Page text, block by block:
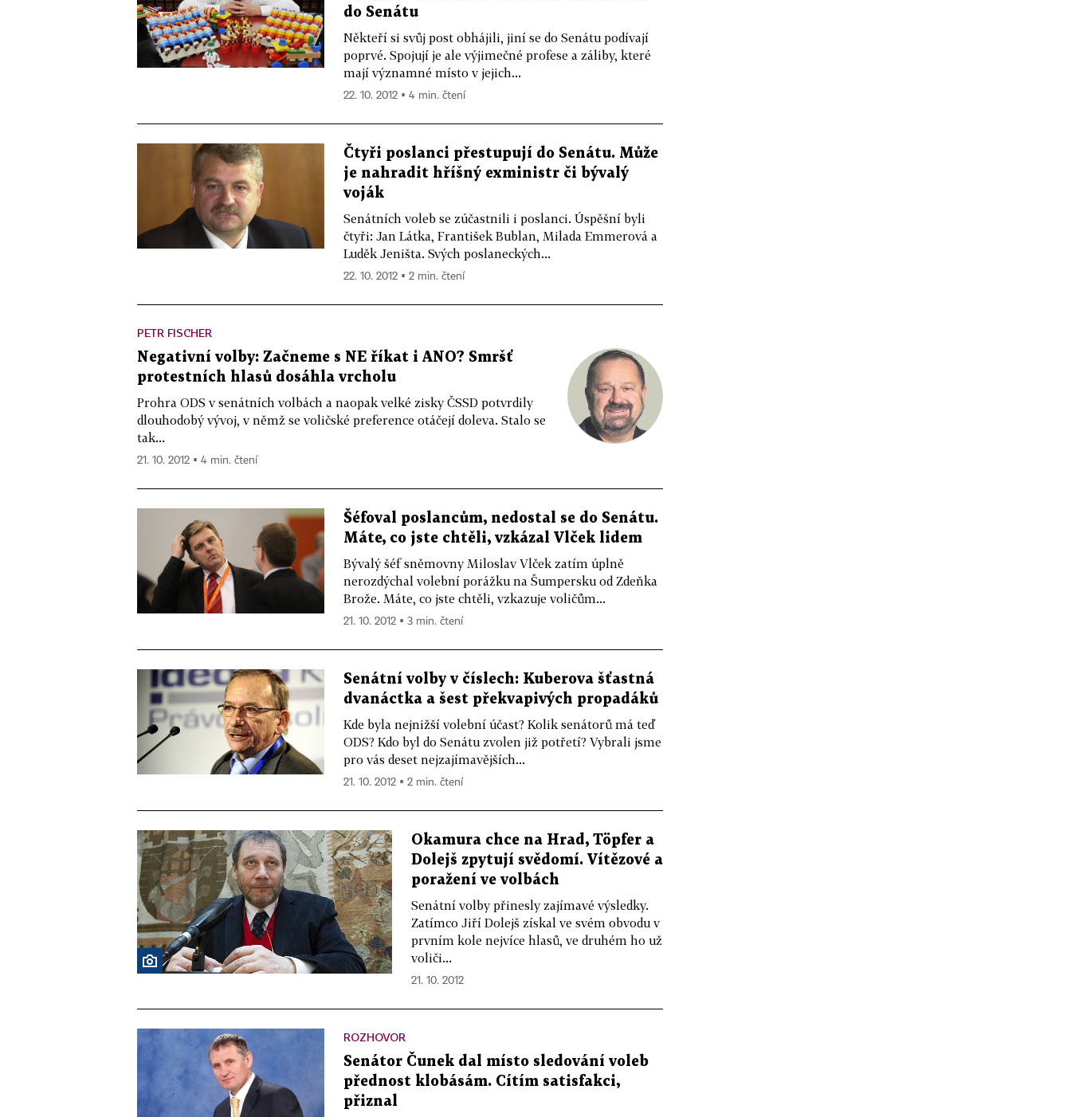
do Senátu
Někteří si svůj post obhájili, jiní se do Senátu podívají
poprvé. Spojují je ale výjimečné profese a záliby, které
mají významné místo v jejich...
22. 10. 2012 ▪ 4 min. čtení
Čtyři poslanci přestupují do Senátu. Může
je nahradit hříšný exministr či bývalý
voják
Senátních voleb se zúčastnili i poslanci. Úspěšní byli
čtyři: Jan Látka, František Bublan, Milada Emmerová a
Luděk Jeništa. Svých poslaneckých...
22. 10. 2012 ▪ 2 min. čtení
PETR FISCHER
Negativní volby: Začneme s NE říkat i ANO? Smršť
protestních hlasů dosáhla vrcholu
Prohra ODS v senátních volbách a naopak velké zisky ČSSD potvrdily
dlouhodobý vývoj, v němž se voličské preference otáčejí doleva. Stalo se
tak...
21. 10. 2012 ▪ 4 min. čtení
Šéfoval poslancům, nedostal se do Senátu.
Máte, co jste chtěli, vzkázal Vlček lidem
Bývalý šéf sněmovny Miloslav Vlček zatím úplně
nerozdýchal volební porážku na Šumpersku od Zdeňka
Brože. Máte, co jste chtěli, vzkazuje voličům...
21. 10. 2012 ▪ 3 min. čtení
Senátní volby v číslech: Kuberova šťastná
dvanáctka a šest překvapivých propadáků
Kde byla nejnižší volební účast? Kolik senátorů má teď
ODS? Kdo byl do Senátu zvolen již potřetí? Vybrali jsme
pro vás deset nejzajímavějších...
21. 10. 2012 ▪ 2 min. čtení
Okamura chce na Hrad, Töpfer a
Dolejš zpytují svědomí. Vítězové a
poražení ve volbách
Senátní volby přinesly zajímavé výsledky.
Zatímco Jiří Dolejš získal ve svém obvodu v
prvním kole nejvíce hlasů, ve druhém ho už
voliči...
21. 10. 2012
ROZHOVOR
Senátor Čunek dal místo sledování voleb
přednost klobásám. Cítím satisfakci,
přiznal